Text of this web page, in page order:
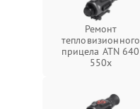
Ремонт
тепловизионного
прицела ATN 640
550x